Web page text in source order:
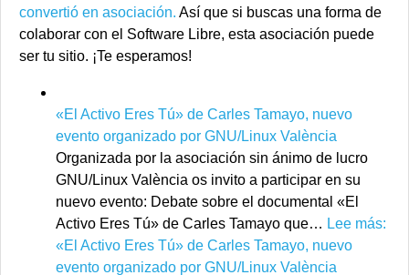
convertió en asociación. Así que si buscas una forma de
colaborar con el Software Libre, esta asociación puede
ser tu sitio. ¡Te esperamos!
«El Activo Eres Tú» de Carles Tamayo, nuevo
evento organizado por GNU/Linux València
Organizada por la asociación sin ánimo de lucro
GNU/Linux València os invito a participar en su
nuevo evento: Debate sobre el documental «El
Activo Eres Tú» de Carles Tamayo que… Lee más:
«El Activo Eres Tú» de Carles Tamayo, nuevo
evento organizado por GNU/Linux València